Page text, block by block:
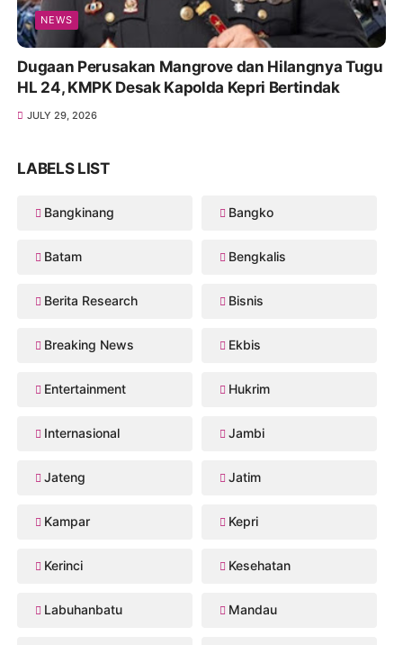
NEWS
Dugaan Perusakan Mangrove dan Hilangnya Tugu
HL 24, KMPK Desak Kapolda Kepri Bertindak
JULY 29, 2026
LABELS LIST
Bangkinang Bangko
Batam Bengkalis
Berita Research Bisnis
Breaking News Ekbis
Entertainment Hukrim
Internasional Jambi
Jateng Jatim
Kampar Kepri
Kerinci Kesehatan
Labuhanbatu Mandau